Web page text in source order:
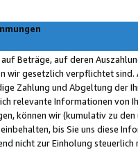
Beträge, auf deren
wir gesetzlich verpflichtet
Zahlung und Abgeltung der
relevante Informationen von
können wir (kumulativ zu
bis Sie uns diese
nicht zur Einholung